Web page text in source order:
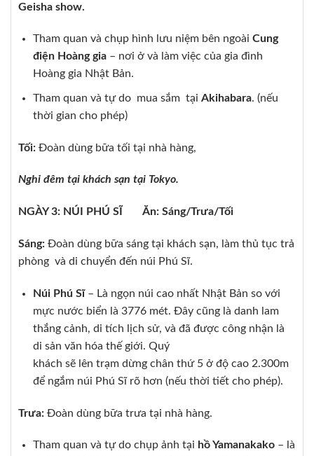
Geisha show.
Tham quan và chụp hình lưu niệm bên ngoài Cung
điện Hoàng gia– nơi ở và làm việc của gia đình
Hoàng gia Nhật Bản.
Tham quan và tự do mua sắm tại Akihabara. (nếu
thời gian cho phép)
Tối: Đoàn dùng bữa tối tại nhà hàng,
Nghỉ đêm tại khách sạn tại Tokyo.
NGÀY 3: NÚI PHÚ SĨ Ăn: Sáng/Trưa/Tối
Sáng: Đoàn dùng bữa sáng tại khách sạn, làm thủ tục trả
phòng và di chuyển đến núi Phú Sĩ.
Núi Phú Sĩ – Là ngọn núi cao nhất Nhật Bản so với
mực nước biển là 3776 mét. Đây cũng là danh lam
thắng cảnh, di tích lịch sử, và đã được công nhận là
di sản văn hóa thế giới. Quý
khách sẽ lên trạm dừng chân thứ 5 ở độ cao 2.300m
để ngắm núi Phú Sĩ rõ hơn (nếu thời tiết cho phép).
Trưa: Đoàn dùng bữa trưa tại nhà hàng.
Tham quan và tự do chụp ảnh tại hồ Yamanakako– là